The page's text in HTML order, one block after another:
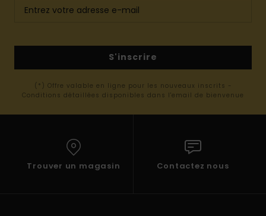
S'inscrire
(*) Offre valable en ligne pour les nouveaux inscrits -
Conditions détaillées disponibles dans l'email de bienvenue
Trouver un magasin Contactez nous